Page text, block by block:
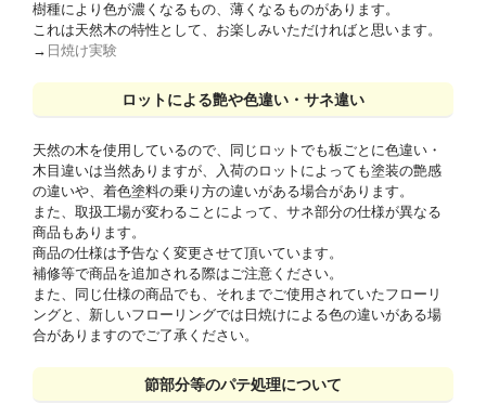
樹種により色が濃くなるもの、薄くなるものがあります。
これは天然木の特性として、お楽しみいただければと思います。
→ 日焼け実験
ロットによる艶や色違い・サネ違い
天然の木を使用しているので、同じロットでも板ごとに色違い・
木目違いは当然ありますが、入荷のロットによっても塗装の艶感
の違いや、着色塗料の乗り方の違いがある場合があります。
また、取扱工場が変わることによって、サネ部分の仕様が異なる
商品もあります。
商品の仕様は予告なく変更させて頂いています。
補修等で商品を追加される際はご注意ください。
また、同じ仕様の商品でも、それまでご使用されていたフローリ
ングと、新しいフローリングでは日焼けによる色の違いがある場
合がありますのでご了承ください。
節部分等のパテ処理について